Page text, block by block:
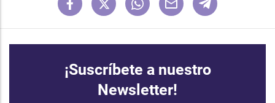
¡Suscríbete a nuestro
Newsletter!